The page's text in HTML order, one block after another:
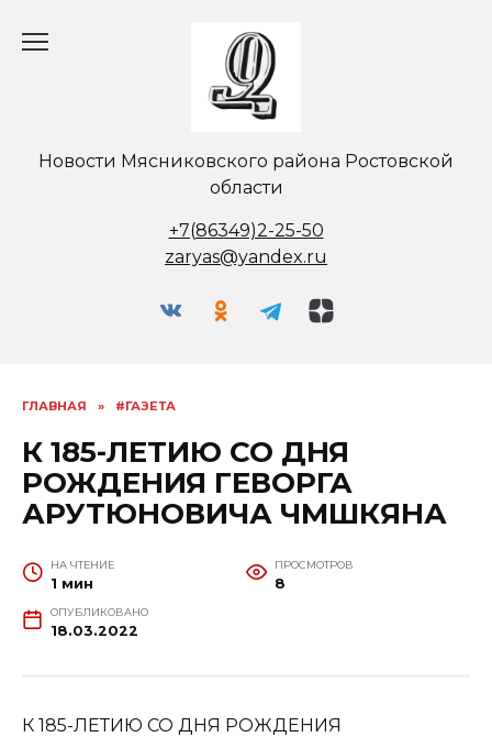
Новости Мясниковского района Ростовской
области
+7(86349)2-25-50
zaryas@yandex.ru
ГЛАВНАЯ » #ГАЗЕТА
К 185-ЛЕТИЮ CO ДНЯ
РОЖДЕНИЯ ГЕВОРГА
АРУТЮНОВИЧА ЧМШКЯНА
НА ЧТЕНИЕ
1 мин
ПРОСМОТРОВ
8
ОПУБЛИКОВАНО
18.03.2022
К 185-ЛЕТИЮ CO ДНЯ РОЖДЕНИЯ